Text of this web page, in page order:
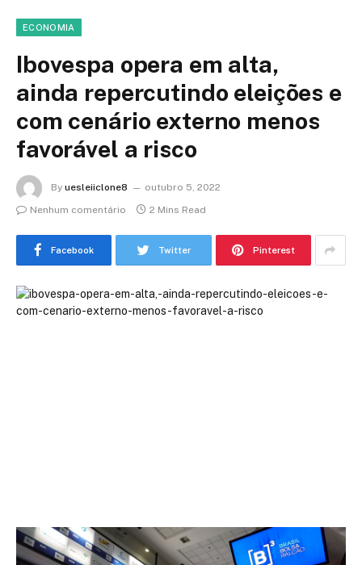
ECONOMIA
Ibovespa opera em alta,
ainda repercutindo eleições e
com cenário externo menos
favorável a risco
By uesleiiclone8
outubro 5, 2022
Nenhum comentário
2 Mins Read
Facebook Twitter Pinterest